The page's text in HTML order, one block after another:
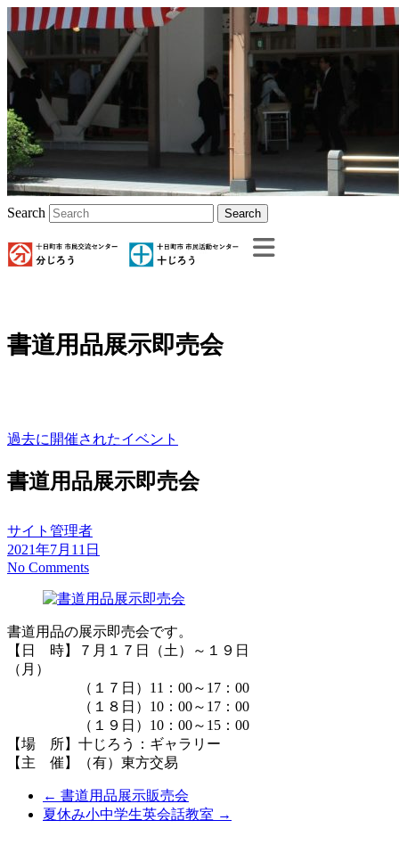
Search
書道用品展示即売会
過去に開催されたイベント
書道用品展示即売会
サイト管理者
2021年7月11日
No Comments
書道用品の展示即売会です。
【日 時】７月１７日（土）～１９日
（月）
（１７日）11：00～17：00
（１８日）10：00～17：00
（１９日）10：00～15：00
【場 所】十じろう：ギャラリー
【主 催】（有）東方交易
← 書道用品展示販売会
夏休み小中学生英会話教室 →